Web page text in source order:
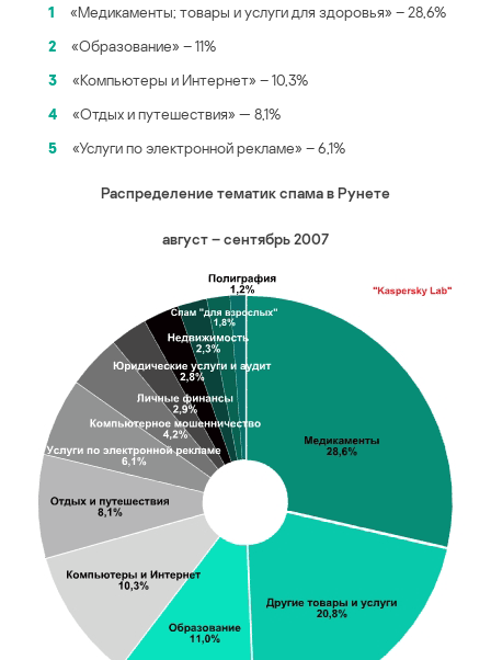
1
«Медикаменты; товары и услуги для здоровья» – 28,6%
2
«Образование» – 11%
3
«Компьютеры и Интернет» – 10,3%
4
«Отдых и путешествия» — 8,1%
5
«Услуги по электронной рекламе» – 6,1%
Распределение тематик спама в Рунете
август – сентябрь 2007